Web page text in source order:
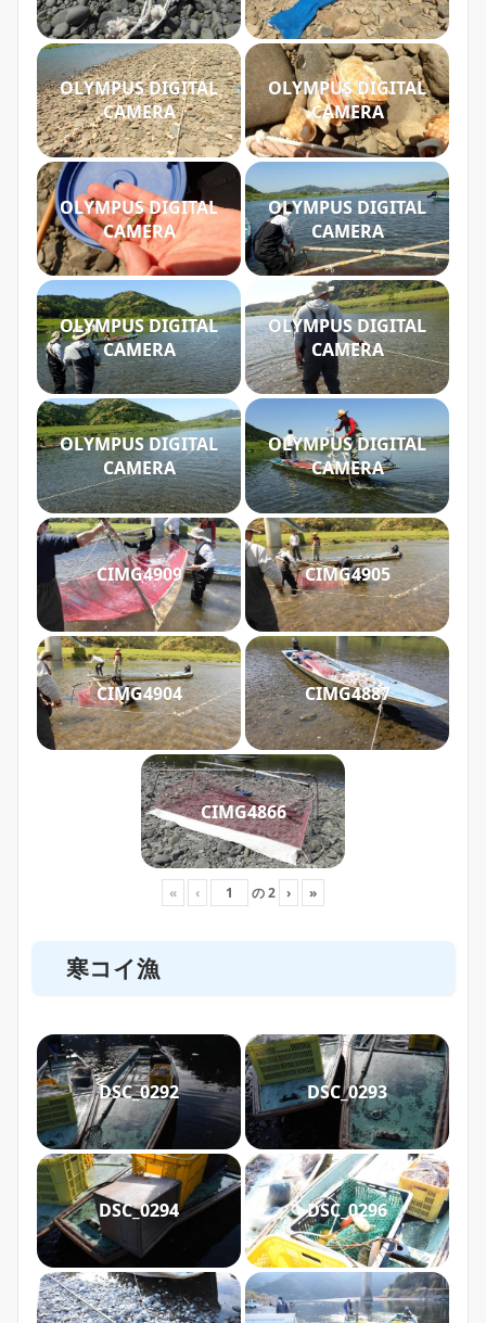
OLYMPUS DIGITAL
CAMERA
OLYMPUS DIGITAL
CAMERA
OLYMPUS DIGITAL
CAMERA
OLYMPUS DIGITAL
CAMERA
OLYMPUS DIGITAL
CAMERA
OLYMPUS DIGITAL
CAMERA
OLYMPUS DIGITAL
CAMERA
OLYMPUS DIGITAL
CAMERA
CIMG4909 CIMG4905
CIMG4904 CIMG4887
CIMG4866
« ‹ の2 › »
寒コイ漁
DSC_0292 DSC_0293
DSC_0294 DSC_0296